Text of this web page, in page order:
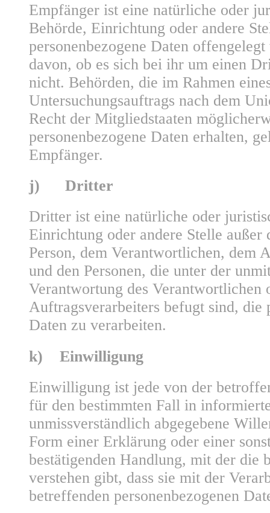
Empfänger ist eine natürliche oder
Behörde, Einrichtung oder andere
personenbezogene Daten
davon, ob es sich bei ihr um einen
nicht. Behörden, die im Rahmen
Untersuchungsauftrags nach dem
Recht der Mitgliedstaaten
personenbezogene Daten erhalten,
Empfänger.
j) Dritter
Dritter ist eine natürliche oder
Einrichtung oder andere Stelle außer
Person, dem Verantwortlichen, dem
und den Personen, die unter der
Verantwortung des Verantwortlichen
Auftragsverarbeiters befugt sind, die
Daten zu verarbeiten.
k) Einwilligung
Einwilligung ist jede von der
für den bestimmten Fall in
unmissverständlich abgegebene
Form einer Erklärung oder einer
bestätigenden Handlung, mit der die
verstehen gibt, dass sie mit der
betreffenden personenbezogenen